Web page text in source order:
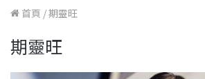
首頁 /期靈旺
期靈旺